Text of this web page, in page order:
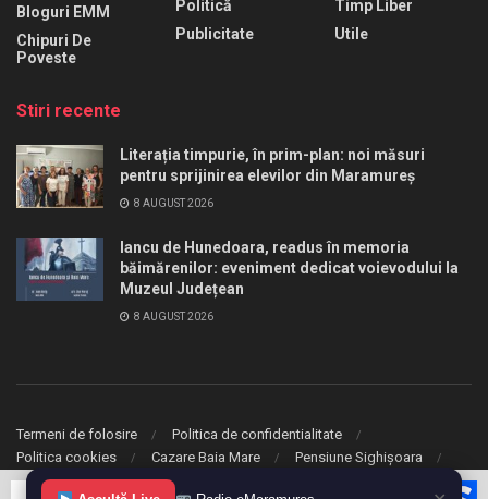
Bloguri EMM
Chipuri De
Poveste
Politică
Publicitate
Timp Liber
Utile
Stiri recente
Literația timpurie, în prim-plan: noi măsuri
pentru sprijinirea elevilor din Maramureș
8 AUGUST 2026
Iancu de Hunedoara, readus în memoria
băimărenilor: eveniment dedicat voievodului la
Muzeul Județean
8 AUGUST 2026
Termeni de folosire
Politica de confidentialitate
Politica cookies
Cazare Baia Mare Pensiune Sighișoara